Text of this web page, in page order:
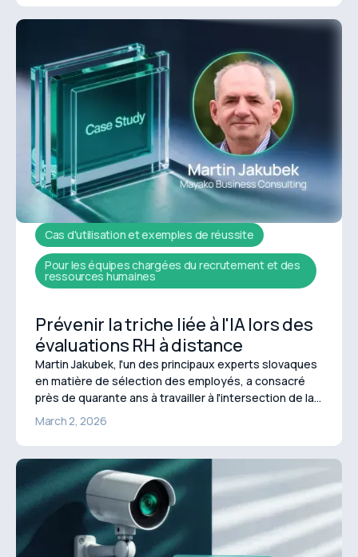
Cas d'utilisation et exemples de réussite
Pour les équipes chargées du recrutement et des
ressources humaines
Prévenir la triche liée à l'IA lors des
évaluations RH à distance
Martin Jakubek, l'un des principaux experts slovaques
en matière de sélection des employés, a consacré
près de quarante ans à travailler à l'intersection de la
psychologie du travail, du recrutement de cadres et
du développement organisationnel.
March 2, 2026